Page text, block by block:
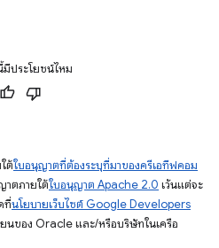
ประโยชน์ไหม
ต้ใบอนุญาตที่ต้องระบุที่มาของครีเอทีฟคอม
าตภายใต้ใบอนุญาต Apache 2.0 เว้นแต่จะ
ที่นโยบายเว็บไซต์ Google Developers
นของ Oracle และ/หรือบริษัทในเครือ